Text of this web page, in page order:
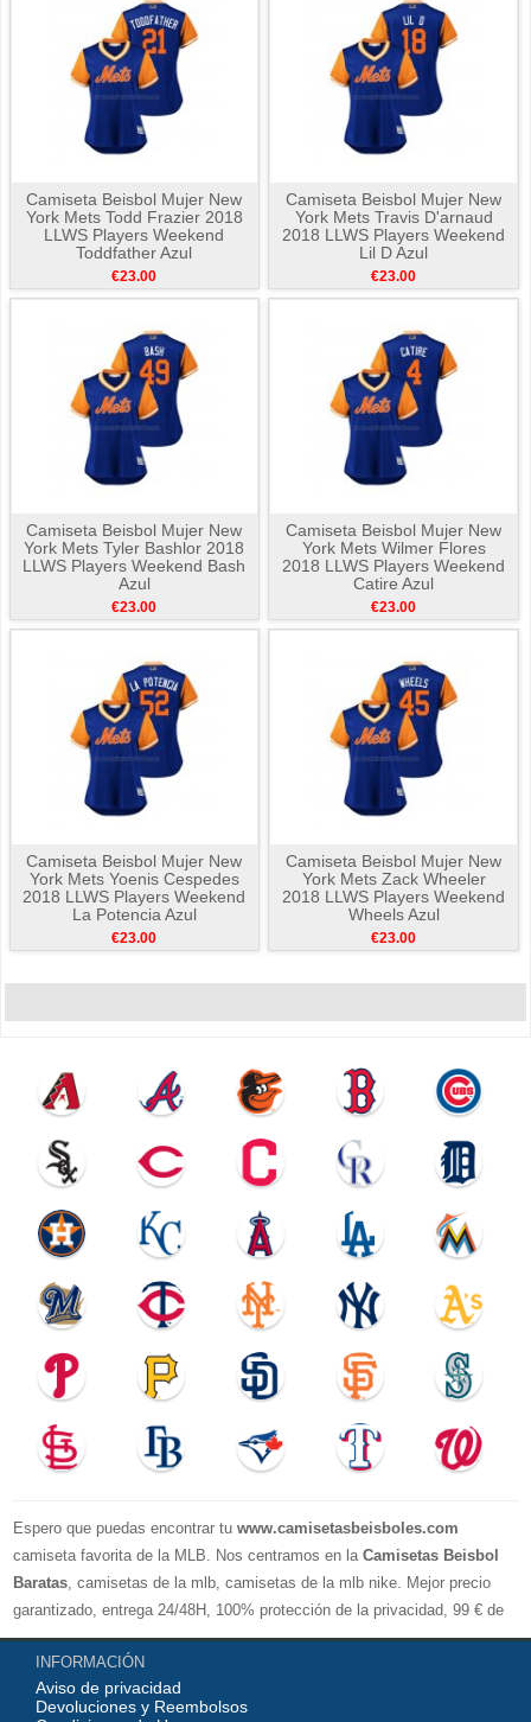
Camiseta Beisbol Mujer New
York Mets Todd Frazier 2018
LLWS Players Weekend
Toddfather Azul
€23.00
Camiseta Beisbol Mujer New
York Mets Travis D'arnaud
2018 LLWS Players Weekend
Lil D Azul
€23.00
Camiseta Beisbol Mujer New
York Mets Tyler Bashlor 2018
LLWS Players Weekend Bash
Azul
€23.00
Camiseta Beisbol Mujer New
York Mets Wilmer Flores
2018 LLWS Players Weekend
Catire Azul
€23.00
Camiseta Beisbol Mujer New
York Mets Yoenis Cespedes
2018 LLWS Players Weekend
La Potencia Azul
€23.00
Camiseta Beisbol Mujer New
York Mets Zack Wheeler
2018 LLWS Players Weekend
Wheels Azul
€23.00
Espero que puedas encontrar tu www.camisetasbeisboles.com
camiseta favorita de la MLB. Nos centramos en la Camisetas Beisbol
Baratas , camisetas de la mlb, camisetas de la mlb nike. Mejor precio
garantizado, entrega 24/48H, 100% protección de la privacidad, 99 € de
compra El envío es gratuito, asistencia para devoluciones y reembolsos,
no lo dude, no compre. Servicio cómodo y cortés, bienvenido a su
pedido.
INFORMACIÓN
Aviso de privacidad
Devoluciones y Reembolsos